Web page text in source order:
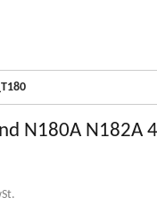
N180A N182A 4